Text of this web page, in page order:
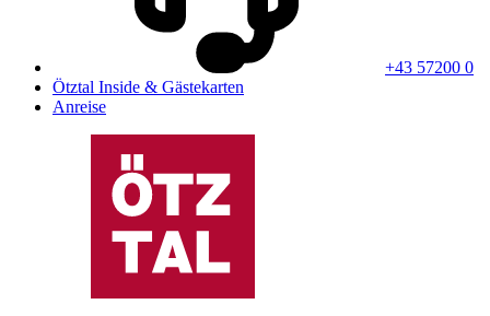
+43 57200 0
Ötztal Inside & Gästekarten
Anreise